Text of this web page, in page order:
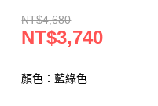
NT$4,680
NT$3,740
顏色：藍綠色